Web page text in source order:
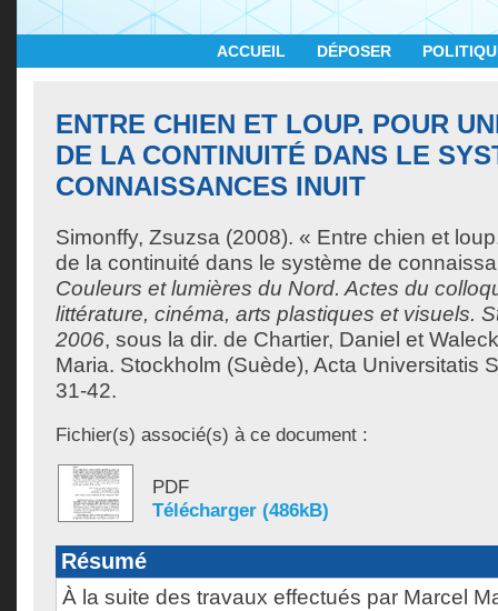
ACCUEIL DÉPOSER
ENTRE CHIEN ET LOUP. POUR
DE LA CONTINUITÉ DANS LE
CONNAISSANCES INUIT
Simonffy, Zsuzsa (2008). « Entre chien et
de la continuité dans le système de
Couleurs et lumières du Nord. Actes du
littérature, cinéma, arts plastiques et visuels.
2006, sous la dir. de Chartier, Daniel et
Maria. Stockholm (Suède), Acta Universitatis
31-42.
Fichier(s) associé(s) à ce document :
PDF
Télécharger (486kB)
Résumé
À la suite des travaux effectués par Marcel